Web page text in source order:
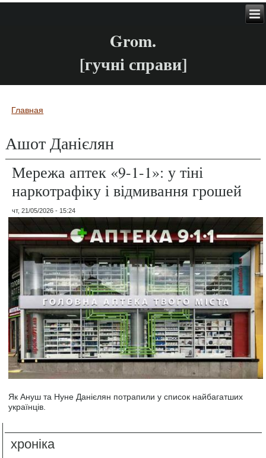
Grom.
[гучні справи]
Вы здесь
Главная
Ашот Данієлян
Мережа аптек «9-1-1»: у тіні
наркотрафіку і відмивання грошей
чт, 21/05/2026 - 15:24
Як Ануш та Нуне Данієлян потрапили у список найбагатших
українців.
хроніка